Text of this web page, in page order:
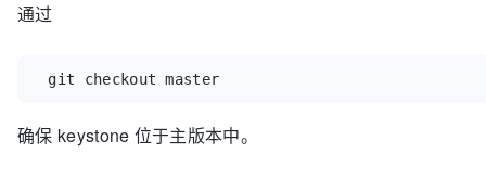
通过
git checkout master
确保 keystone 位于主版本中。